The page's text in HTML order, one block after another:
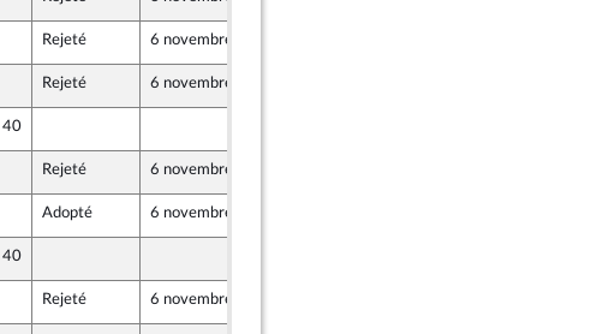
Populaire
Populaire
Rejeté 6 novembre 2024
Rejeté 6 novembre 2024
40
Populaire
Rejeté 6 novembre 2024
Adopté 6 novembre 2024
40
Populaire
Rejeté 6 novembre 2024